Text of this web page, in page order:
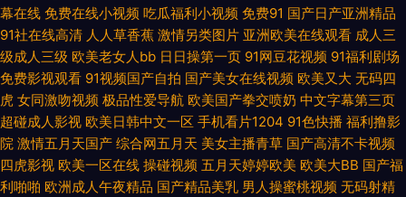
级床上大片 先锋资源天堂av 亚洲无码天堂网 91tv福利 91豆花视频免费在线
观看 操碰在线不卡 黄天堂av 蜜桃伊人久久 欧美性爱人人操 熟女wwwcn 影
音先锋看素人 91白丝美女视频 91大神最新地址 91入口免费观看 国产SUV精
品一区 麻豆51 色五月福利导航 伊人东京热男人 中文字幕188 91超碰碰碰在
幕在线 免费在线小视频 吃瓜福利小视频 免费91 国产日产亚洲精品
91社在线高清 人人草香蕉 激情另类图片 亚洲欧美在线观看 成人三
级成人三级 欧美老女人bb 日日操第一页 91网豆花视频 91福利剧场
免费影视观看 91视频国产自拍 国产美女在线视频 欧美又大 无码四
虎 女同激吻视频 极品性爱导航 欧美国产拳交喷奶 中文字幕第三页
超碰成人影视 欧美日韩中文一区 手机看片1204 91色快播 福利撸影
院 激情五月天国产 综合网五月天 美女主播青草 国产高清不卡视频
四虎影视 欧美一区在线 操碰视频 五月天婷婷欧美 欧美大BB 国产福
利啪啪 欧洲成人午夜精品 国产精品美乳 男人操蜜桃视频 无码射精